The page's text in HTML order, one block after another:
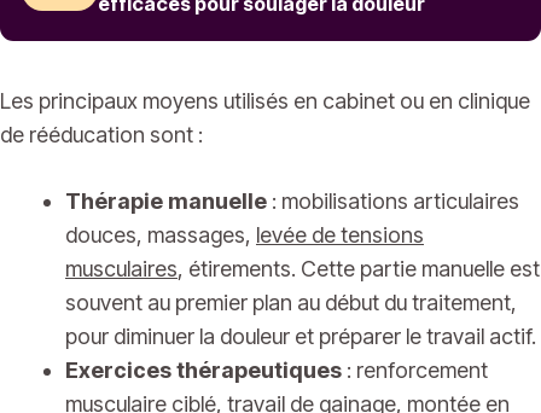
Les principaux moyens utilisés en cabinet ou en clinique
de rééducation sont :
Thérapie manuelle : mobilisations articulaires
douces, massages, levée de tensions
musculaires, étirements. Cette partie manuelle est
souvent au premier plan au début du traitement,
pour diminuer la douleur et préparer le travail actif.
Exercices thérapeutiques : renforcement
musculaire ciblé, travail de gainage, montée en